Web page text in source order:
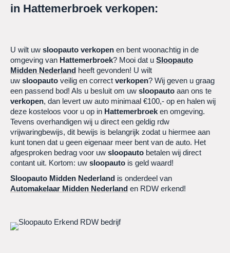
in Hattemerbroek verkopen:
U wilt uw sloopauto verkopen en bent woonachtig in de
omgeving van Hattemerbroek? Mooi dat u Sloopauto
Midden Nederland heeft gevonden! U wilt
uw sloopauto veilig en correct verkopen? Wij geven u graag
een passend bod! Als u besluit om uw sloopauto aan ons te
verkopen, dan levert uw auto minimaal €100,- op en halen wij
deze kosteloos voor u op in Hattemerbroek en omgeving.
Tevens overhandigen wij u direct een geldig rdw
vrijwaringbewijs, dit bewijs is belangrijk zodat u hiermee aan
kunt tonen dat u geen eigenaar meer bent van de auto. Het
afgesproken bedrag voor uw sloopauto betalen wij direct
contant uit. Kortom: uw sloopauto is geld waard!
Sloopauto Midden Nederland is onderdeel van
Automakelaar Midden Nederland en RDW erkend!